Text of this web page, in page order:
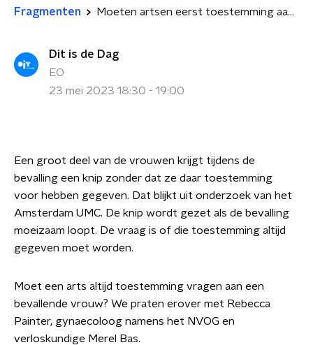
Fragmenten Moeten artsen eerst toestemming aan een bevallende vrouw vragen om medisch in te grijpen als dat nodig is?
Dit is de Dag
EO
23 mei 2023 18:30 - 19:00
Een groot deel van de vrouwen krijgt tijdens de
bevalling een knip zonder dat ze daar toestemming
voor hebben gegeven. Dat blijkt uit onderzoek van het
Amsterdam UMC. De knip wordt gezet als de bevalling
moeizaam loopt. De vraag is of die toestemming altijd
gegeven moet worden.
Moet een arts altijd toestemming vragen aan een
bevallende vrouw? We praten erover met Rebecca
Painter, gynaecoloog namens het NVOG en
verloskundige Merel Bas.